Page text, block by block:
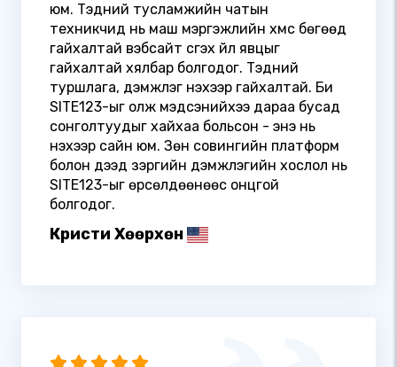
юм. Тэдний тусламжийн чатын
техникчид нь маш мэргэжлийн хүмүүс бөгөөд
гайхалтай вэбсайт үүсгэх үйл явцыг
гайхалтай хялбар болгодог. Тэдний
туршлага, дэмжлэг үнэхээр гайхалтай. Би
SITE123-ыг олж мэдсэнийхээ дараа бусад
сонголтуудыг хайхаа больсон - энэ нь
үнэхээр сайн юм. Зөн совингийн платформ
болон дээд зэргийн дэмжлэгийн хослол нь
SITE123-ыг өрсөлдөөнөөс онцгой
болгодог.
Кристи Хөөрхөн